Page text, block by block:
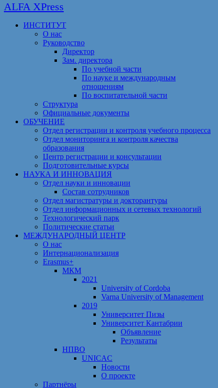
ALFA XPress
ИНСТИТУТ
О нас
Руководство
Директор
Зам. директора
По учебной части
По науке и международным
отношениям
По воспитательной части
Структура
Официальные документы
ОБУЧЕНИЕ
Отдел регистрации и контроля учебного процесса
Отдел мониторинга и контроля качества
образования
Центр регистрации и консультации
Подготовительные курсы
НАУКА И ИННОВАЦИЯ
Отдел науки и инновации
Состав сотрудников
Отдел магистратуры и докторантуры
Отдел информационных и сетевых технологий
Технологический парк
Политические статьи
МЕЖДУНАРОДНЫЙ ЦЕНТР
О нас
Интернационализация
Erasmus+
МКМ
2021
University of Cordoba
Varna University of Management
2019
Университет Пизы
Университет Кантабрии
Объявление
Результаты
НПВО
UNICAC
Новости
О проекте
Партнёры